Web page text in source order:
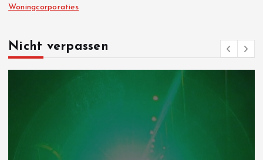
Woningcorporaties
Nicht verpassen